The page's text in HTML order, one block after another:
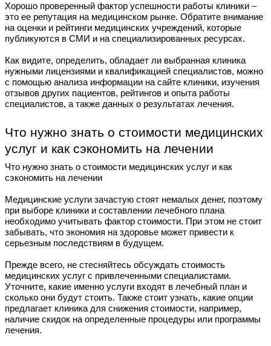
Хорошо проверенный фактор успешности работы клиники –
это ее репутация на медицинском рынке. Обратите внимание
на оценки и рейтинги медицинских учреждений, которые
публикуются в СМИ и на специализированных ресурсах.
Как видите, определить, обладает ли выбранная клиника
нужными лицензиями и квалификацией специалистов, можно
с помощью анализа информации на сайте клиники, изучения
отзывов других пациентов, рейтингов и опыта работы
специалистов, а также данных о результатах лечения.
Что нужно знать о стоимости медицинских
услуг и как сэкономить на лечении
Что нужно знать о стоимости медицинских услуг и как
сэкономить на лечении
Медицинские услуги зачастую стоят немалых денег, поэтому
при выборе клиники и составлении лечебного плана
необходимо учитывать фактор стоимости. При этом не стоит
забывать, что экономия на здоровье может привести к
серьезным последствиям в будущем.
Прежде всего, не стесняйтесь обсуждать стоимость
медицинских услуг с привлеченными специалистами.
Уточните, какие именно услуги входят в лечебный план и
сколько они будут стоить. Также стоит узнать, какие опции
предлагает клиника для снижения стоимости, например,
наличие скидок на определенные процедуры или программы
лечения.